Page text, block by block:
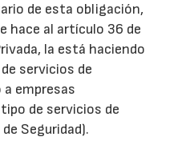
de esta obligación,
hace al artículo 36 de
la está haciendo
servicios de
a empresas
de servicios de
Seguridad).